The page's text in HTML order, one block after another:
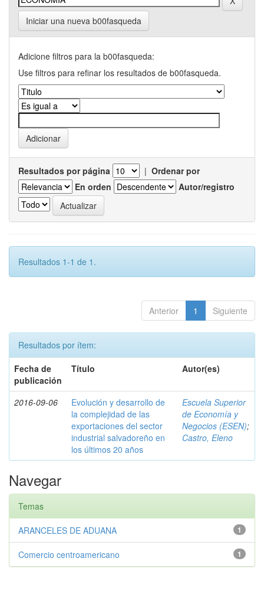
Iniciar una nueva b00fasqueda
Adicione filtros para la b00fasqueda:
Use filtros para refinar los resultados de b00fasqueda.
Resultados por página | Ordenar por
En orden
Autor/registro
Resultados 1-1 de 1.
Anterior 1 Siguiente
Resultados por ítem:
Fecha de
publicación
Título Autor(es)
2016-09-06
Evolución y desarrollo de
la complejidad de las
exportaciones del sector
industrial salvadoreño en
los últimos 20 años
Escuela Superior
de Economía y
Negocios (ESEN);
Castro, Eleno
Navegar
Temas
1
ARANCELES DE ADUANA
1
Comercio centroamericano